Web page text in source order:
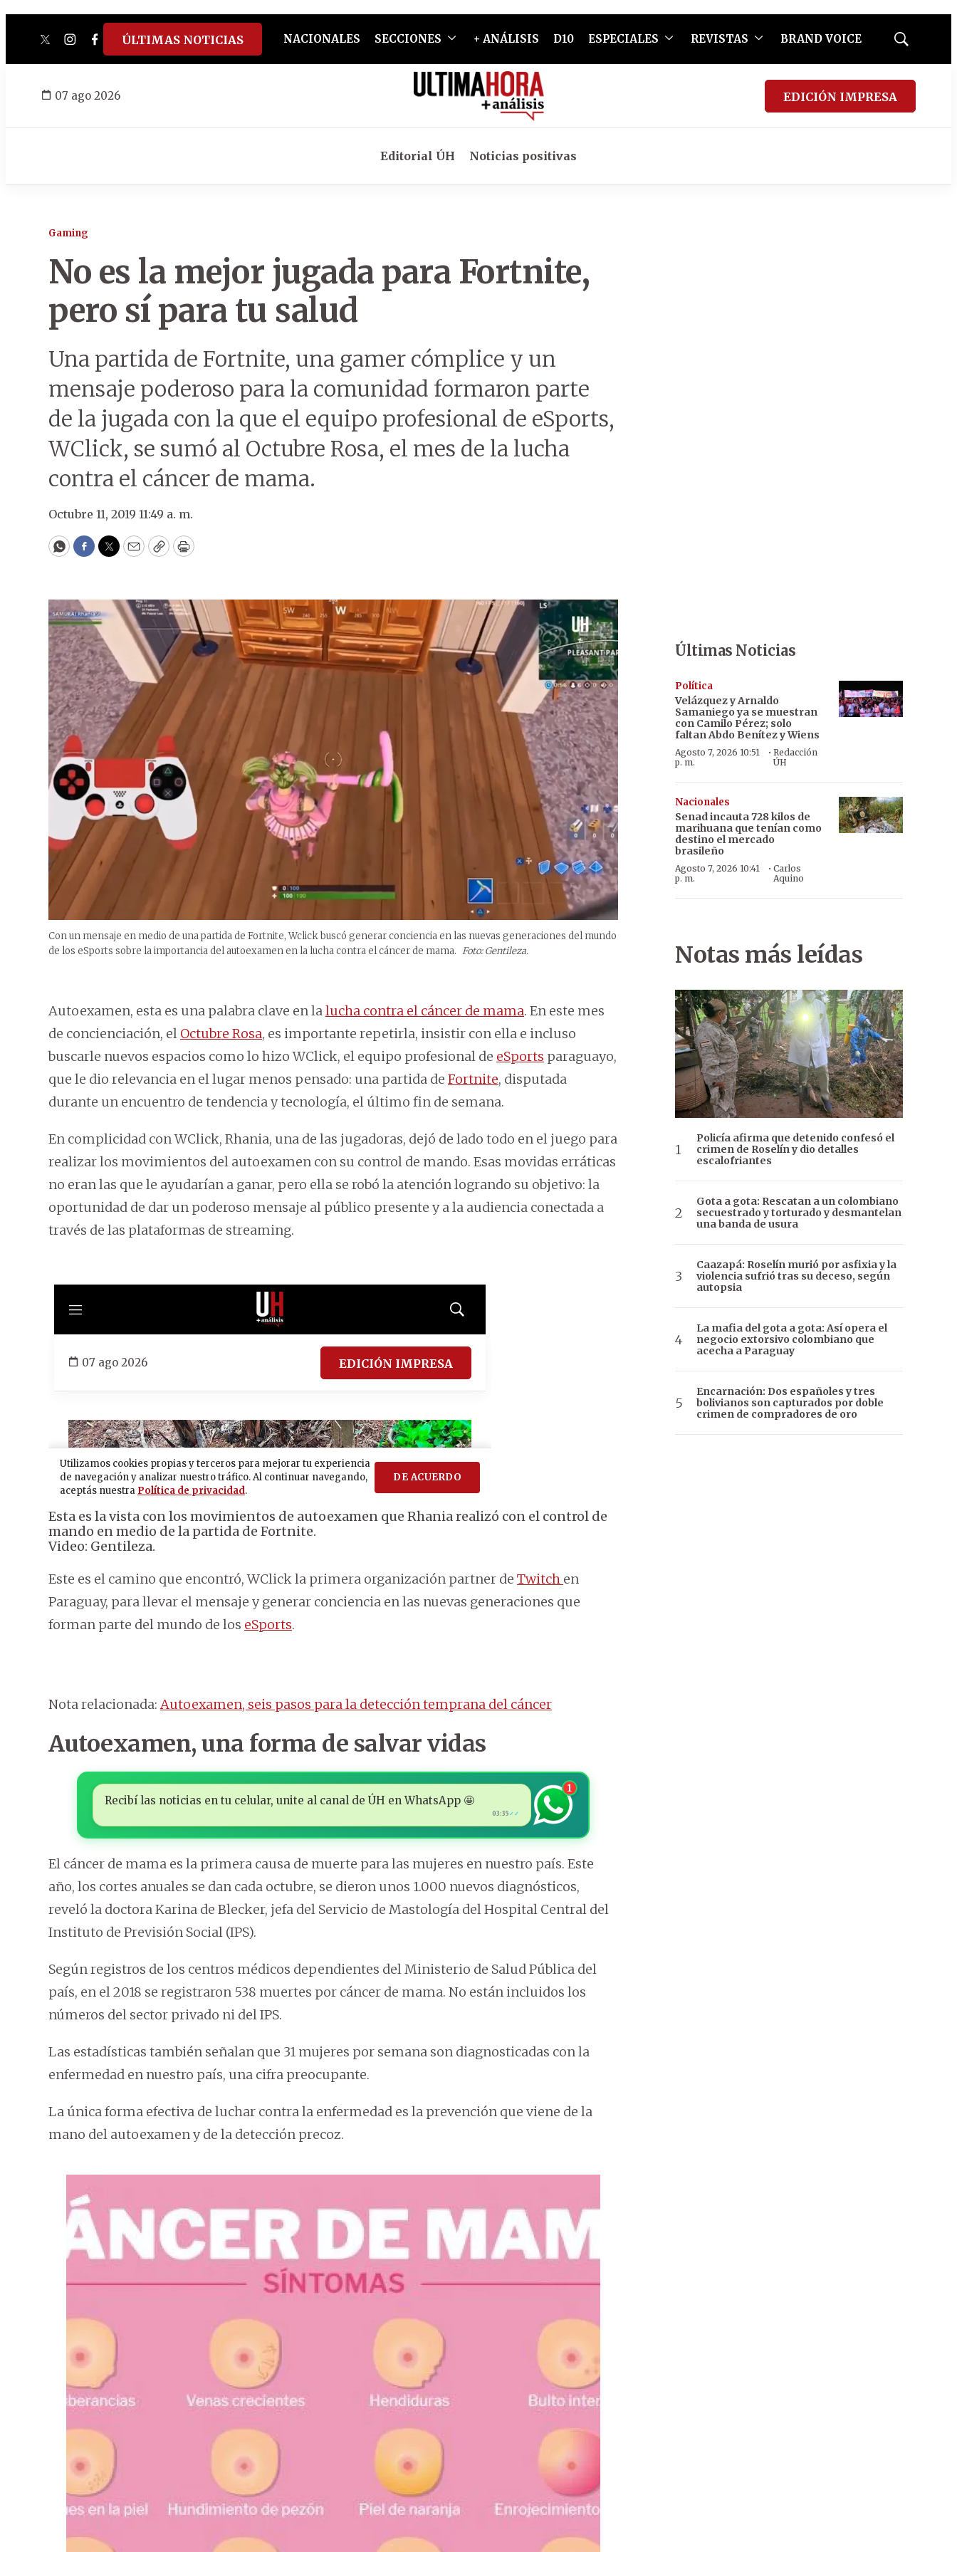
twitterinstagram
facebook
tiktokyoutube
spotify
ÚLTIMAS NOTICIAS NACIONALES SECCIONES + ANÁLISIS D10 ESPECIALES REVISTAS BRAND VOICE
Mostrar
07 ago 2026 EDICIÓN IMPRESA
Editorial ÚH Noticias positivas
Gaming
No es la mejor jugada para Fortnite,
pero sí para tu salud
Una partida de Fortnite, una gamer cómplice y un
mensaje poderoso para la comunidad formaron parte
de la jugada con la que el equipo profesional de eSports,
WClick, se sumó al Octubre Rosa, el mes de la lucha
contra el cáncer de mama.
Octubre 11, 2019 11:49 a. m.
WhatsApp
Facebook
Twitter
EmailCopyPrint
Con un mensaje en medio de una partida de Fortnite, Wclick buscó generar conciencia en las nuevas generaciones del mundo
de los eSports sobre la importancia del autoexamen en la lucha contra el cáncer de mama. Foto: Gentileza.
Autoexamen, esta es una palabra clave en lalucha contra el cáncer de mama. En este mes
de concienciación, el Octubre Rosa, es importante repetirla, insistir con ella e incluso
buscarle nuevos espacios como lo hizo WClick, el equipo profesional de eSports paraguayo,
que le dio relevancia en el lugar menos pensado: una partida de Fortnite, disputada
durante un encuentro de tendencia y tecnología, el último fin de semana.
En complicidad con WClick, Rhania, una de las jugadoras, dejó de lado todo en el juego para
realizar los movimientos del autoexamen con su control de mando. Esas movidas erráticas
no eran las que le ayudarían a ganar, pero ella se robó la atención logrando su objetivo: la
oportunidad de dar un poderoso mensaje al público presente y a la audiencia conectada a
través de las plataformas de streaming.
Esta es la vista con los movimientos de autoexamen que Rhania realizó con el control de
mando en medio de la partida de Fortnite.
Video: Gentileza.
Este es el camino que encontró, WClick la primera organización partner de Twitch en
Paraguay, para llevar el mensaje y generar conciencia en las nuevas generaciones que
forman parte del mundo de los eSports.
Nota relacionada: Autoexamen, seis pasos para la detección temprana del cáncer
Autoexamen, una forma de salvar vidas
Recibí las noticias en tu celular, unite al canal de ÚH en WhatsApp 🤩
03:35 ✓✓
1
El cáncer de mama es la primera causa de muerte para las mujeres en nuestro país. Este
año, los cortes anuales se dan cada octubre, se dieron unos 1.000 nuevos diagnósticos,
reveló la doctora Karina de Blecker, jefa del Servicio de Mastología del Hospital Central del
Instituto de Previsión Social (IPS).
Según registros de los centros médicos dependientes del Ministerio de Salud Pública del
país, en el 2018 se registraron 538 muertes por cáncer de mama. No están incluidos los
números del sector privado ni del IPS.
Las estadísticas también señalan que 31 mujeres por semana son diagnosticadas con la
enfermedad en nuestro país, una cifra preocupante.
La única forma efectiva de luchar contra la enfermedad es la prevención que viene de la
mano del autoexamen y de la detección precoz.
Últimas Noticias
Política
Velázquez y Arnaldo
Samaniego ya se muestran
con Camilo Pérez; solo
faltan Abdo Benítez y Wiens
Agosto 7, 2026 10:51
p. m.
·Redacción
ÚH
Nacionales
Senad incauta 728 kilos de
marihuana que tenían como
destino el mercado
brasileño
Agosto 7, 2026 10:41
p. m.
· Carlos
Aquino
Notas más leídas
Policía afirma que detenido confesó el
crimen de Roselín y dio detalles
escalofriantes
Gota a gota: Rescatan a un colombiano
secuestrado y torturado y desmantelan
una banda de usura
Caazapá: Roselín murió por asfixia y la
violencia sufrió tras su deceso, según
autopsia
La mafia del gota a gota: Así opera el
negocio extorsivo colombiano que
acecha a Paraguay
Encarnación: Dos españoles y tres
bolivianos son capturados por doble
crimen de compradores de oro